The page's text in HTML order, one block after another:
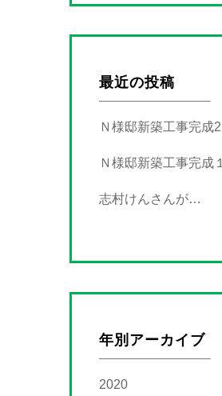
最近の投稿
Ｎ様邸新築工事完成2
Ｎ様邸新築工事完成１
志村けんさんが…
年別アーカイブ
2020